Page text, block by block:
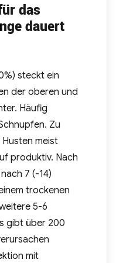
das
dauert
steckt ein
der oberen und
Häufig
Zu
meist
produktiv. Nach
7 (-14)
trockenen
5-6
gibt über 200
mit